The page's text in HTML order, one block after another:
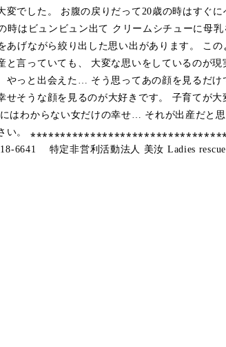
でした。 お腹の戻りだって20歳の時はすぐに
はビュンビュン出て クリームシチューに母
げながら絞り出した思い出があります。 この
言っていても、 大変な思いをしているのが現
やっと出会えた… そう思ってあの顔を見るだけ
そうな顔を見るのが大好きです。 子育てが大
はわからない女だけの幸せ… それが出産だと
さい。
6641 特定非営利活動法人 美汝 Ladies